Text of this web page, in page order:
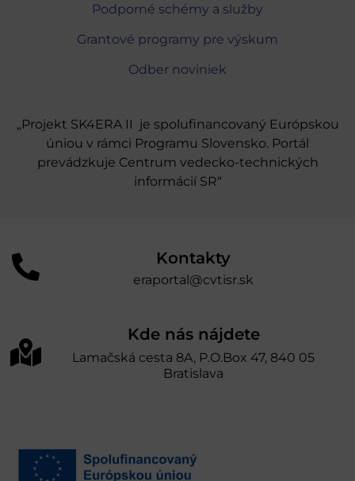
Podporné schémy a služby
Grantové programy pre výskum
Odber noviniek
„Projekt SK4ERA II je spolufinancovaný Európskou
úniou v rámci Programu Slovensko. Portál
prevádzkuje Centrum vedecko-technických
informácií SR“
Kontakty
eraportal@cvtisr.sk
Kde nás nájdete
Lamačská cesta 8A, P.O.Box 47, 840 05
Bratislava